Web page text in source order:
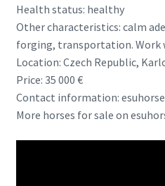
Health status: healthy
Other characteristics: calm
forging, transportation. Work
Location: Czech Republic,
Price: 35 000 €
Contact information:
More horses for sale on